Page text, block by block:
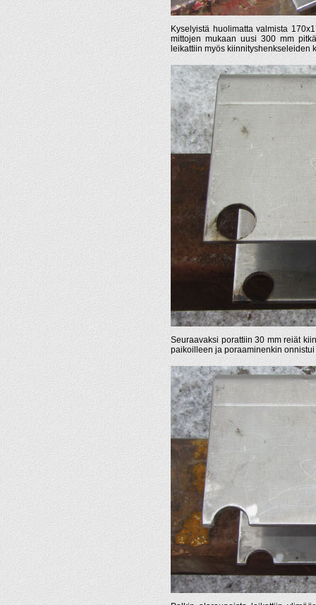
Kyselyistä huolimatta valmista
mittojen mukaan uusi 300 mm
leikattiin myös kiinnityshenkseleiden
Seuraavaksi porattiin 30 mm reiät
paikoilleen ja poraaminenkin